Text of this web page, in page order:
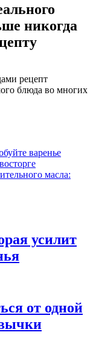
никогда
рецепт
блюда во многих
варенье
масла:
усилит
от одной